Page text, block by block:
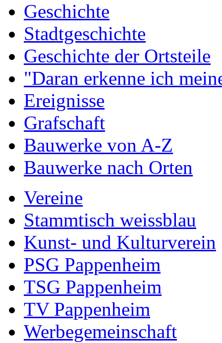
Geschichte
Stadtgeschichte
Geschichte der Ortsteile
"Daran erkenne ich
Ereignisse
Grafschaft
Bauwerke von A-Z
Bauwerke nach Orten
Vereine
Stammtisch weissblau
Kunst- und Kulturverein
PSG Pappenheim
TSG Pappenheim
TV Pappenheim
Werbegemeinschaft